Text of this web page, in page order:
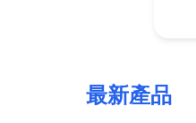
最新產品